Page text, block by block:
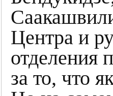
Центра и
отделения
за то, что